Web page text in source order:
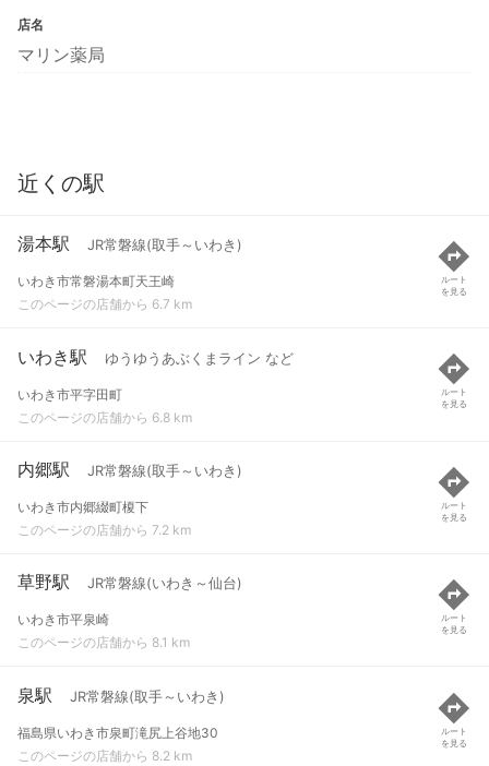
店名
マリン薬局
近くの駅
湯本駅 JR常磐線(取手～いわき)
いわき市常磐湯本町天王崎
このページの店舗から 6.7 km
ルート
を見る
いわき駅 ゆうゆうあぶくまライン など
いわき市平字田町
このページの店舗から 6.8 km
ルート
を見る
内郷駅 JR常磐線(取手～いわき)
いわき市内郷綴町榎下
このページの店舗から 7.2 km
ルート
を見る
草野駅 JR常磐線(いわき～仙台)
いわき市平泉崎
このページの店舗から 8.1 km
ルート
を見る
泉駅 JR常磐線(取手～いわき)
福島県いわき市泉町滝尻上谷地30
このページの店舗から 8.2 km
ルート
を見る